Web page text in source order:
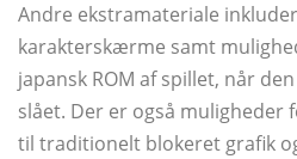
Andre ekstramateriale
karakterskærme samt
japansk ROM af spillet, når
slået. Der er også
til traditionelt blokeret grafik